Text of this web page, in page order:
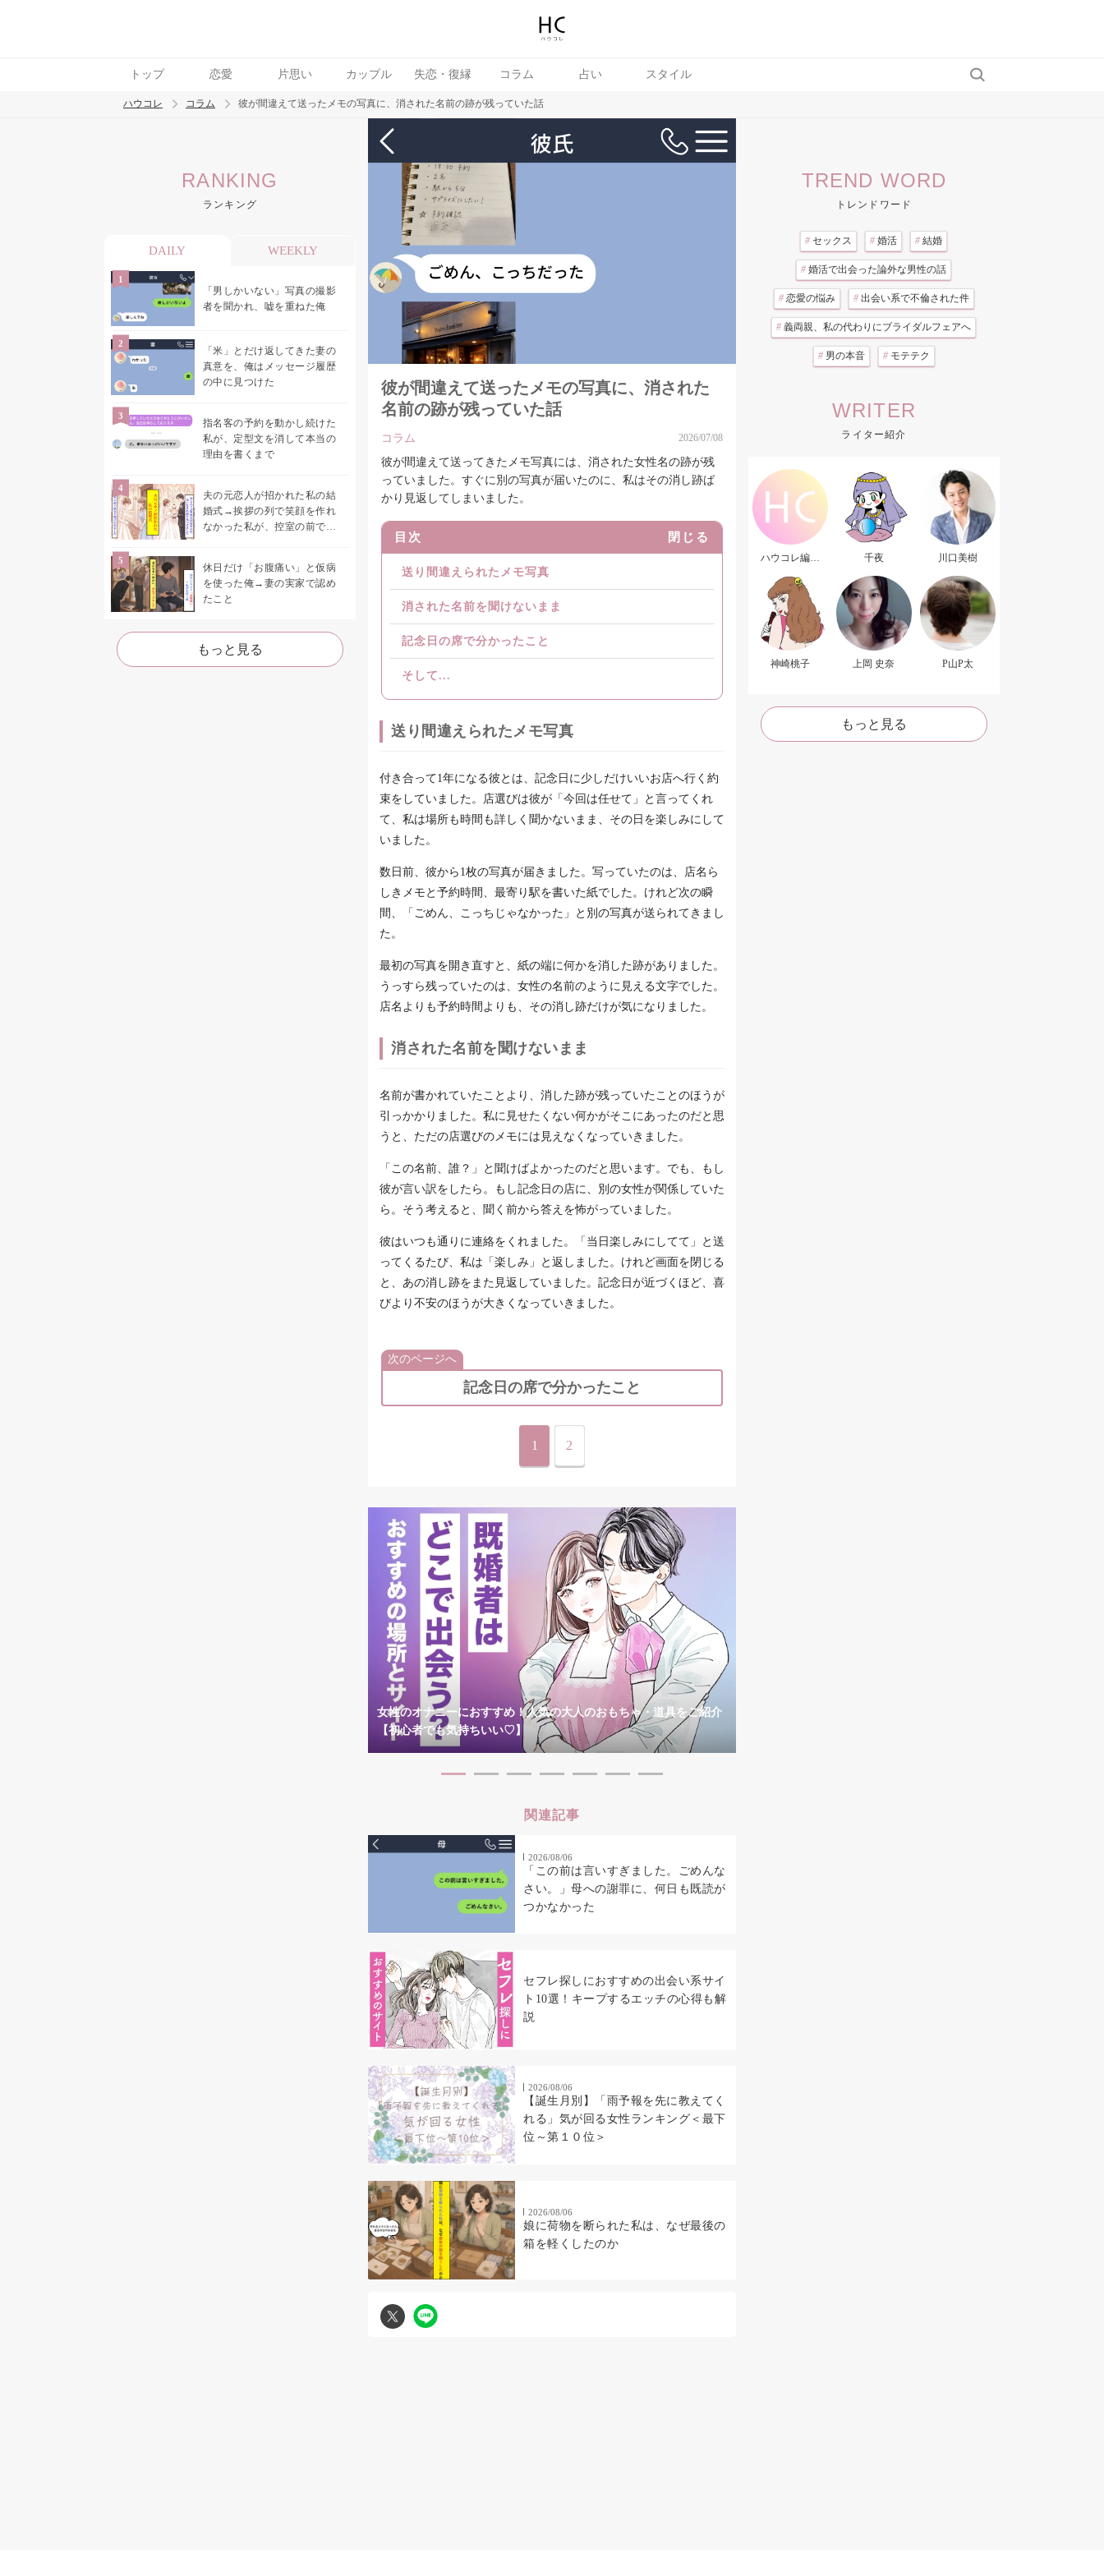
トップ 恋愛 片思い カップル 失恋・復縁 コラム 占い スタイル
トレンド ワード
婚活
ハウコレ コラム 彼が間違えて送ったメモの写真に、消された名前の跡が残っていた話
RANKING
ランキング
DAILY WEEKLY
「男しかいない」写真の撮影
者を聞かれ、嘘を重ねた俺
「米」とだけ返してきた妻の
真意を、俺はメッセージ履歴
の中に見つけた
指名客の予約を動かし続けた
私が、定型文を消して本当の
理由を書くまで
夫の元恋人が招かれた私の結
婚式→挨拶の列で笑顔を作れ
なかった私が、控室の前で彼
休日だけ「お腹痛い」と仮病
を使った俺→妻の実家で認め
たこと
もっと見る
彼が間違えて送ったメモの写真に、消された
名前の跡が残っていた話
コラム 2026/07/08
彼が間違えて送ってきたメモ写真には、消された女性名の跡が残
っていました。すぐに別の写真が届いたのに、私はその消し跡ば
かり見返してしまいました。
目次 閉じる
送り間違えられたメモ写真
消された名前を聞けないまま
記念日の席で分かったこと
そして...
送り間違えられたメモ写真
付き合って1年になる彼とは、記念日に少しだけいいお店へ行く約
束をしていました。店選びは彼が「今回は任せて」と言ってくれ
て、私は場所も時間も詳しく聞かないまま、その日を楽しみにして
いました。
数日前、彼から1枚の写真が届きました。写っていたのは、店名ら
しきメモと予約時間、最寄り駅を書いた紙でした。けれど次の瞬
間、「ごめん、こっちじゃなかった」と別の写真が送られてきまし
た。
最初の写真を開き直すと、紙の端に何かを消した跡がありました。
うっすら残っていたのは、女性の名前のように見える文字でした。
店名よりも予約時間よりも、その消し跡だけが気になりました。
消された名前を聞けないまま
名前が書かれていたことより、消した跡が残っていたことのほうが
引っかかりました。私に見せたくない何かがそこにあったのだと思
うと、ただの店選びのメモには見えなくなっていきました。
「この名前、誰？」と聞けばよかったのだと思います。でも、もし
彼が言い訳をしたら。もし記念日の店に、別の女性が関係していた
ら。そう考えると、聞く前から答えを怖がっていました。
彼はいつも通りに連絡をくれました。「当日楽しみにしてて」と送
ってくるたび、私は「楽しみ」と返しました。けれど画面を閉じる
と、あの消し跡をまた見返していました。記念日が近づくほど、喜
びより不安のほうが大きくなっていきました。
次のページへ
記念日の席で分かったこと
1 2
女性のオナニーにおすすめ！人気の大人のおもちゃ・道具をご紹介
【初心者でも気持ちいい♡】
関連記事
2026/08/06
「この前は言いすぎました。ごめんな
さい。」母への謝罪に、何日も既読が
つかなかった
セフレ探しにおすすめの出会い系サイ
ト10選！キープするエッチの心得も解
説
2026/08/06
【誕生月別】「雨予報を先に教えてく
れる」気が回る女性ランキング＜最下
位～第１０位＞
2026/08/06
娘に荷物を断られた私は、なぜ最後の
箱を軽くしたのか
TREND WORD
トレンドワード
# セックス # 婚活 # 結婚
# 婚活で出会った論外な男性の話
# 恋愛の悩み # 出会い系で不倫された件
# 義両親、私の代わりにブライダルフェアへ
# 男の本音 # モテテク
WRITER
ライター紹介
ハウコレ編集
千夜 川口美樹
神崎桃子 上岡 史奈 P山P太
もっと見る